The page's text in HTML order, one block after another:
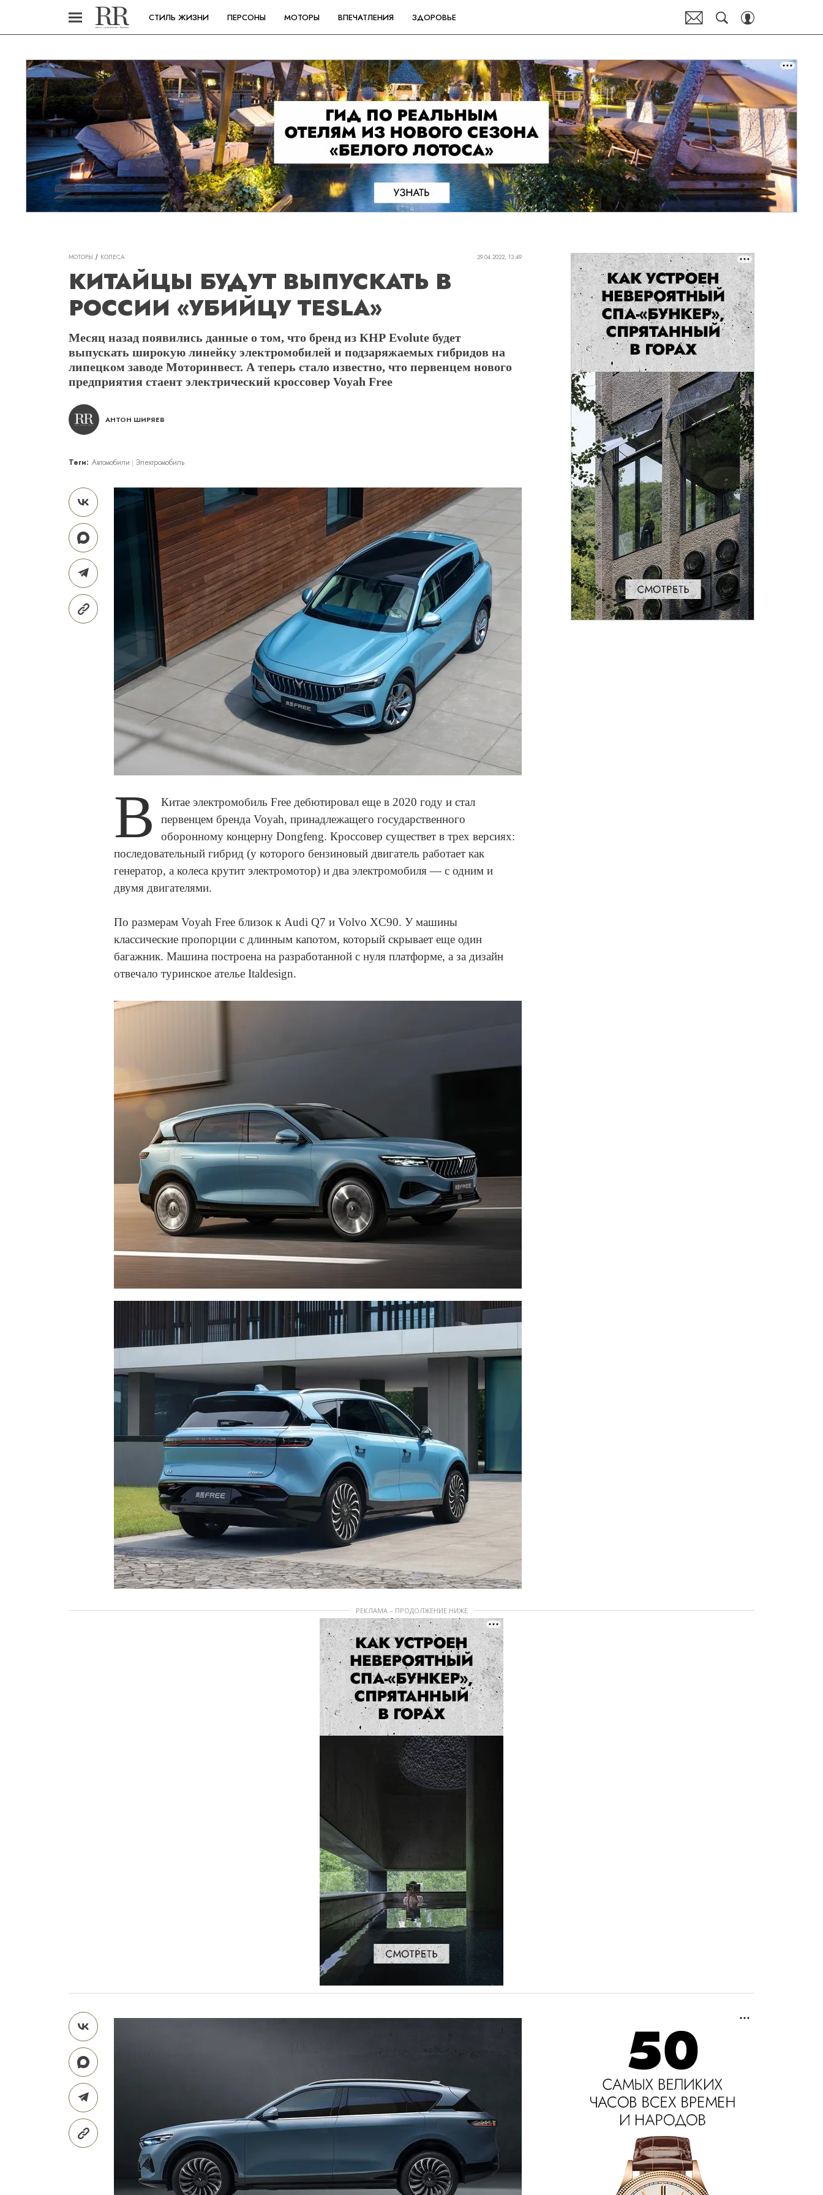
СТИЛЬ ЖИЗНИ ПЕРСОНЫ МОТОРЫ ВПЕЧАТЛЕНИЯ ЗДОРОВЬЕ
МОТОРЫ КОЛЕСА 29.04.2022, 13:49
КИТАЙЦЫ БУДУТ ВЫПУСКАТЬ В
РОССИИ «УБИЙЦУ TESLA»
Месяц назад появились данные о том, что бренд из КНР Evolute будет
выпускать широкую линейку электромобилей и подзаряжаемых гибридов на
липецком заводе Моторинвест. А теперь стало известно, что первенцем нового
предприятия стаент электрический кроссовер Voyah Free
АНТОН ШИРЯЕВ
Теги: Автомобили Электромобиль
В
Китае электромобиль Free дебютировал еще в 2020 году и стал
первенцем бренда Voyah, принадлежащего государственного
оборонному концерну Dongfeng. Кроссовер существет в трех версиях:
последовательный гибрид (у которого бензиновый двигатель работает как
генератор, а колеса крутит электромотор) и два электромобиля — с одним и
двумя двигателями.
По размерам Voyah Free близок к Audi Q7 и Volvo XC90. У машины
классические пропорции с длинным капотом, который скрывает еще один
багажник. Машина построена на разработанной с нуля платформе, а за дизайн
отвечало туринское ателье Italdesign.
РЕКЛАМА – ПРОДОЛЖЕНИЕ НИЖЕ